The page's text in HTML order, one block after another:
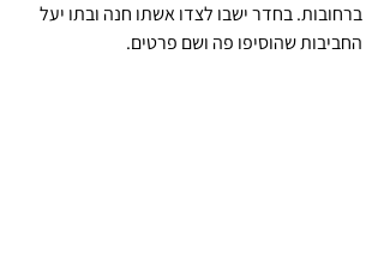
ברחובות. בחדר ישבו לצדו אשתו חנה ובתו יעל
החביבות שהוסיפו פה ושם פרטים.